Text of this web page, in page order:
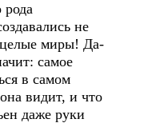
рода
не
миры! Да-
самое
в самом
видит, и что
даже руки